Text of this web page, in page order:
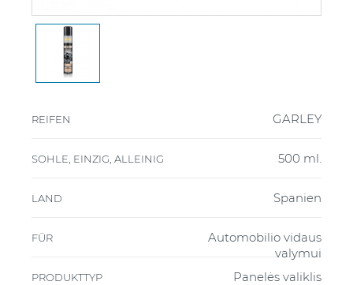
REIFEN GARLEY
SOHLE, EINZIG, ALLEINIG 500 ml.
LAND Spanien
FÜR
Automobilio vidaus
valymui
PRODUKTTYP Panelės valiklis